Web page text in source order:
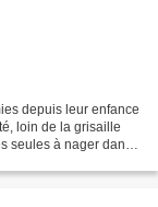
depuis leur enfance
loin de la grisaille
seules à nager dans